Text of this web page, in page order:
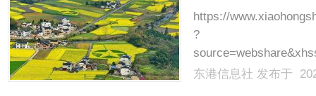
https://
?
东港信息社 发布于